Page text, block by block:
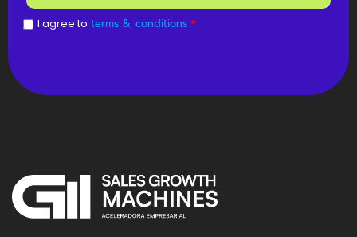
I agree to terms & conditions *